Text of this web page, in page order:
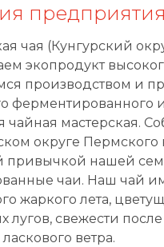
предприятия
чая (Кунгурский
экопродукт
производством и
ферментированного
чайная мастерская.
округе Пермского
привычкой нашей
чаи. Наш чай
жаркого лета,
лугов, свежести
ветра.